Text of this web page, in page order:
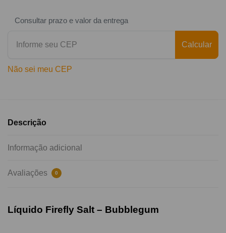
Consultar prazo e valor da entrega
Calcular
Não sei meu CEP
Descrição
Informação adicional
Avaliações 0
Líquido Firefly Salt – Bubblegum